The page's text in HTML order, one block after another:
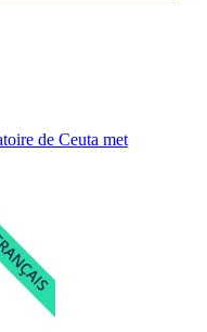
de Ceuta met